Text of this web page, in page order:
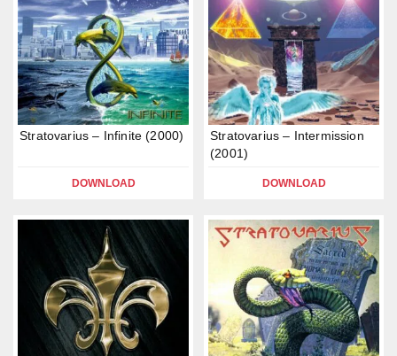
Stratovarius – Infinite (2000)
DOWNLOAD
Stratovarius – Intermission
(2001)
DOWNLOAD